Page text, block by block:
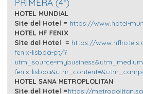
PRIMERA (4*)
HOTEL MUNDIAL
Site del Hotel = https://www.hotel-
HOTEL HF FENIX
Site del Hotel = https://
fenix-lisboa-pt/?
fenix-
HOTEL SANA METROPLOLITAN
Site del Hotel =https://